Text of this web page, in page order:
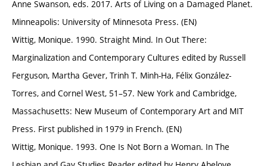
Anne Swanson, eds. 2017. Arts of Living on a Damaged Planet.
Minneapolis: University of Minnesota Press. (EN)
Wittig, Monique. 1990. Straight Mind. In Out There:
Marginalization and Contemporary Cultures edited by Russell
Ferguson, Martha Gever, Trinh T. Minh-Ha, Félix González-
Torres, and Cornel West, 51–57. New York and Cambridge,
Massachusetts: New Museum of Contemporary Art and MIT
Press. First published in 1979 in French. (EN)
Wittig, Monique. 1993. One Is Not Born a Woman. In The